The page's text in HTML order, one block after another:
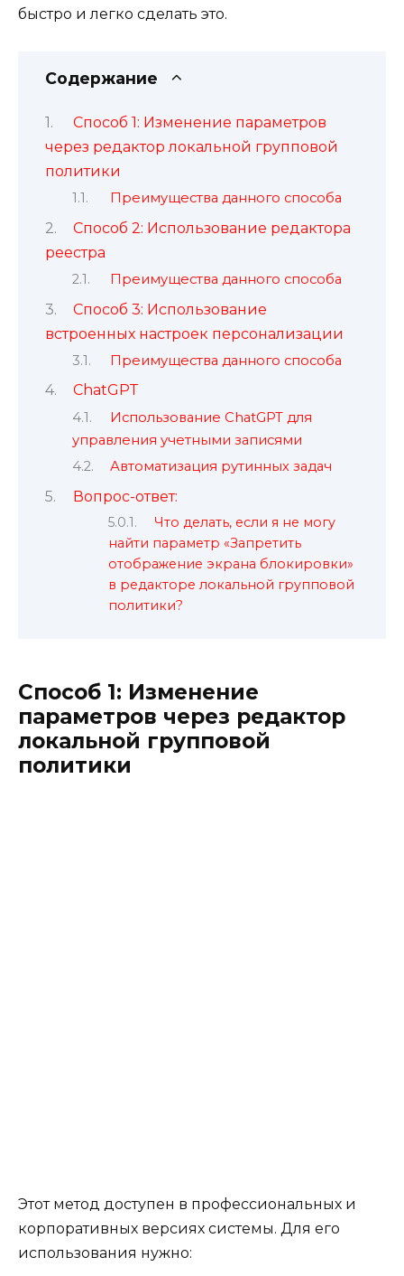
быстро и легко сделать это.
Содержание
Способ 1: Изменение параметров
через редактор локальной групповой
политики
Преимущества данного способа
Способ 2: Использование редактора
реестра
Преимущества данного способа
Способ 3: Использование
встроенных настроек персонализации
Преимущества данного способа
ChatGPT
Использование ChatGPT для
управления учетными записями
Автоматизация рутинных задач
Вопрос-ответ:
Что делать, если я не могу
найти параметр «Запретить
отображение экрана блокировки»
в редакторе локальной групповой
политики?
Способ 1: Изменение
параметров через редактор
локальной групповой
политики
Этот метод доступен в профессиональных и
корпоративных версиях системы. Для его
использования нужно: